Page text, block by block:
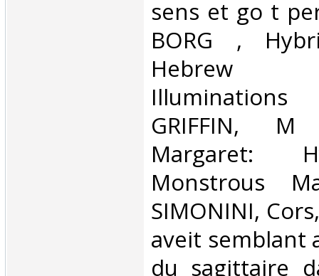
sens et go t
BORG ,
Hebrew
GRIFFIN,
Margaret:
Monstrous
SIMONINI,
aveit semblant
du sagittaire